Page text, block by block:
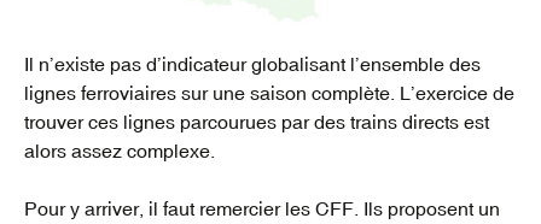
Il n’existe pas d’indicateur globalisant l’ensemble des
lignes ferroviaires sur une saison complète. L’exercice de
trouver ces lignes parcourues par des trains directs est
alors assez complexe.
Pour y arriver, il faut remercier les CFF. Ils proposent un